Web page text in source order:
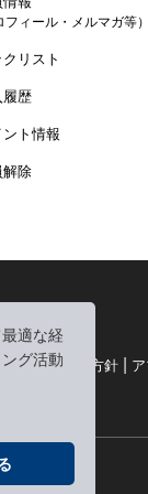
適な経
グ活動
フィール・メルマガ等
リスト
歴
ト情報
除
個人情報保護方針 |